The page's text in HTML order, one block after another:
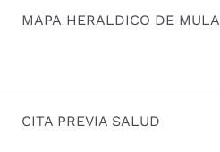
MAPA HERALDICO DE MULA
CITA PREVIA SALUD